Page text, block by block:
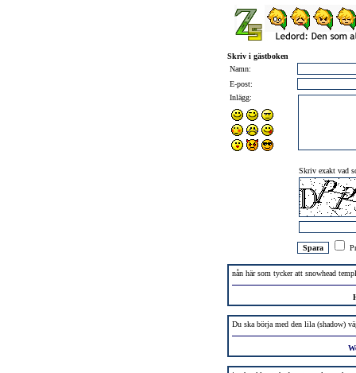
Skriv i gästboken
Namn:
E-post:
Inlägg:
Skriv exakt vad
nån här som tycker att snowhead
Du ska börja med den lila (shadow)